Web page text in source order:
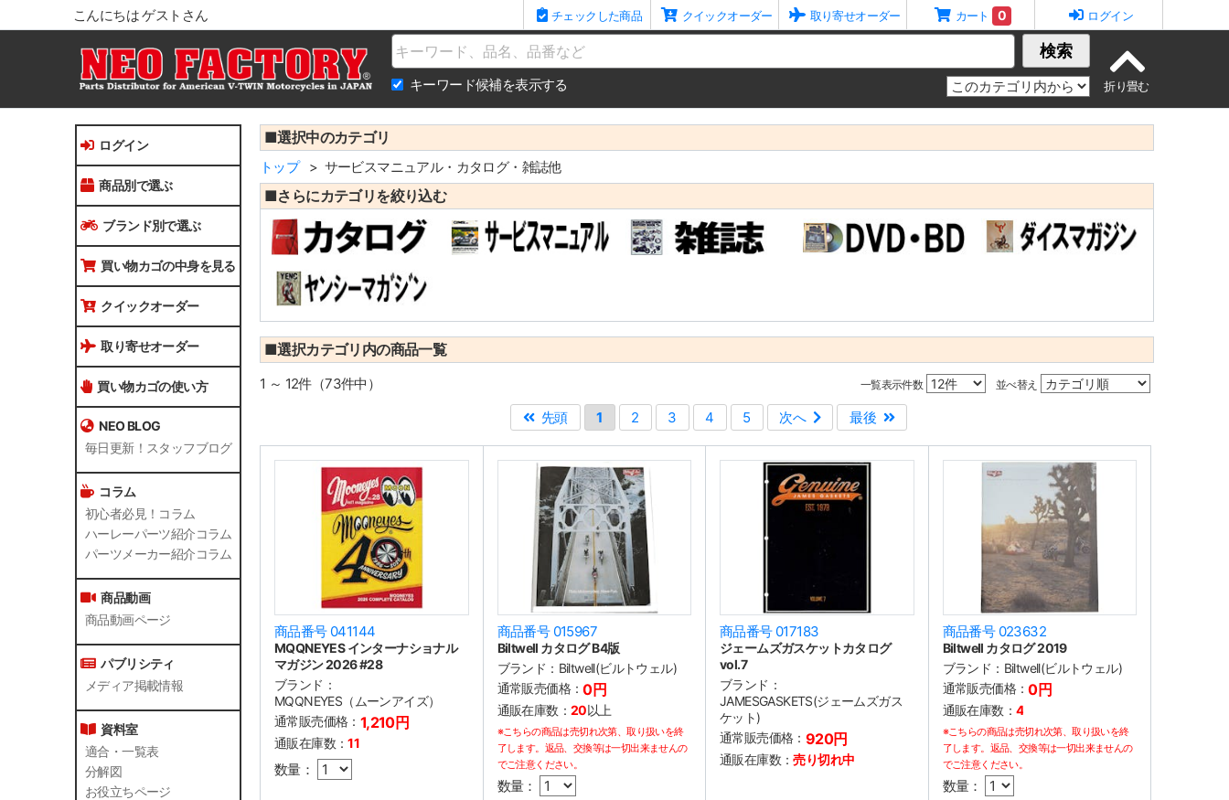
こんにちは ゲストさん チェックした商品 クイックオーダー 取り寄せオーダー カート 0 ログイン
Name 検索
キーワード候補を表示する
ログイン
商品別で選ぶ
ブランド別で選ぶ
買い物カゴの中身を見る
クイックオーダー
取り寄せオーダー
買い物カゴの使い方
NEO BLOG
毎日更新！スタッフブログ
コラム
初心者必見！コラム
ハーレーパーツ紹介コラム
パーツメーカー紹介コラム
商品動画
商品動画ページ
パブリシティ
メディア掲載情報
資料室
適合・一覧表
分解図
お役立ちページ
■選択中のカテゴリ
トップ サービスマニュアル・カタログ・雑誌他
■さらにカテゴリを絞り込む
■選択カテゴリ内の商品一覧
一覧表示件数 並べ替え
1 ～ 12件（73件中）
先頭
1 2 3 4 5 次へ 最後
商品番号 041144
MQQNEYES インターナショナル
マガジン 2026 #28
ブランド：
MQQNEYES（ムーンアイズ）
通常販売価格： 1,210円
通販在庫数：11
数量：
商品番号 015967
Biltwell カタログ B4版
ブランド： Biltwell(ビルトウェル)
通常販売価格：0円
通販在庫数： 20以上
※こちらの商品は売切れ次第、取り扱いを終
了します。返品、交換等は一切出来ませんの
でご注意ください。
数量：
商品番号 017183
ジェームズガスケットカタログ
vol.7
ブランド：
JAMESGASKETS(ジェームズガス
ケット)
通常販売価格： 920円
通販在庫数：売り切れ中
商品番号 023632
Biltwell カタログ 2019
ブランド： Biltwell(ビルトウェル)
通常販売価格：0円
通販在庫数： 4
※こちらの商品は売切れ次第、取り扱いを終
了します。返品、交換等は一切出来ませんの
でご注意ください。
数量：